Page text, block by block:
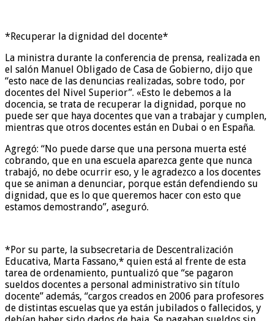
*Recuperar la dignidad del docente*
La ministra durante la conferencia de prensa, realizada en
el salón Manuel Obligado de Casa de Gobierno, dijo que
“esto nace de las denuncias realizadas, sobre todo, por
docentes del Nivel Superior”. «Esto le debemos a la
docencia, se trata de recuperar la dignidad, porque no
puede ser que haya docentes que van a trabajar y cumplen,
mientras que otros docentes están en Dubai o en España.
Agregó: “No puede darse que una persona muerta esté
cobrando, que en una escuela aparezca gente que nunca
trabajó, no debe ocurrir eso, y le agradezco a los docentes
que se animan a denunciar, porque están defendiendo su
dignidad, que es lo que queremos hacer con esto que
estamos demostrando”, aseguró.
*Por su parte, la subsecretaria de Descentralización
Educativa, Marta Fassano,* quien está al frente de esta
tarea de ordenamiento, puntualizó que “se pagaron
sueldos docentes a personal administrativo sin título
docente” además, “cargos creados en 2006 para profesores
de distintas escuelas que ya están jubilados o fallecidos, y